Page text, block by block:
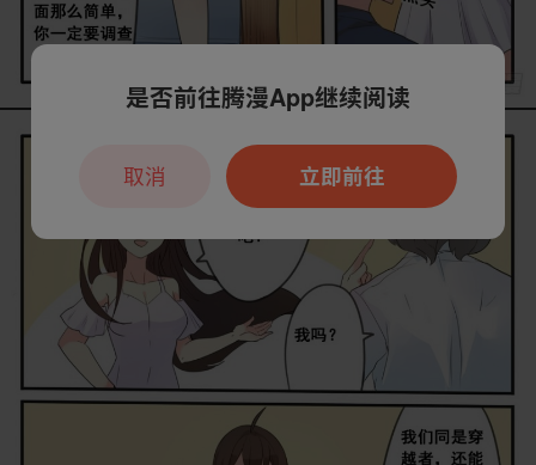
是否前往腾漫App继续阅读
立即前往
取消